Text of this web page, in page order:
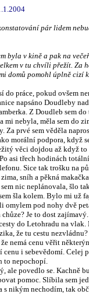
pár lidem
byla v kině a pak na
v tu chvíli přežít. Za
domů pomohl úplně cizí
do práce, pokud ovšem
napsáno Doudleby
Z Doudleb sem
mi nebyla, měla sem do
Za prvé sem věděla
morální podpora,
věci dojdou až když to
asi třech hodinách
Sice tak trošku na
sníh a pěkná
nic neplánovala, šlo
šla kolem. Bylo mi už
pod nohy dvě
Je to dost
do Letohradu na
že tu cestu
že nemá cenu věřit
cenu i sebevědomí.
to nepochopí.
ale povedlo se. Kachně
pomoc. Slíbila sem
s nikým nechodím, tak